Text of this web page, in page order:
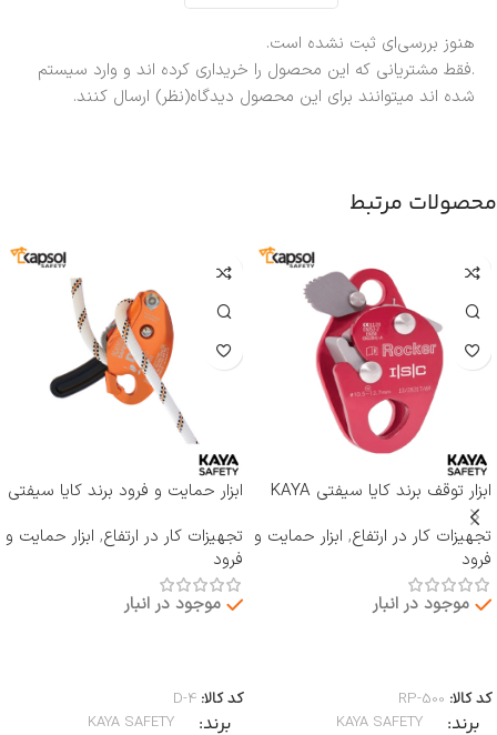
هنوز بررسی‌ای ثبت نشده است.
.فقط مشتریانی که این محصول را خریداری کرده اند و وارد سیستم
شده اند میتوانند برای این محصول دیدگاه(نظر) ارسال کنند.
محصولات مرتبط
ابزار توقف برند کایا سیفتی KAYA
SAFETY مدل RP-500 ROCKER
تجهیزات کار در ارتفاع, ابزار حمایت و
فرود
موجود در انبار
کد کالا: RP-500
برند KAYA SAFETY
ابزار حمایت و فرود برند کایا سیفتی
تجهیزات کار در ارتفاع, ابزار حمایت و
فرود
موجود در انبار
کد کالا: D-4
برند KAYA SAFETY